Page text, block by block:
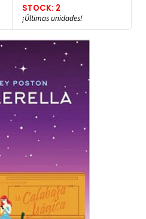
STOCK: 2
¡Últimas unidades!